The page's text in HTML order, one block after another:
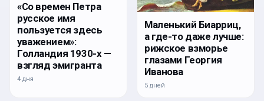
«Со времен Петра
русское имя
пользуется здесь
уважением»:
Голландия 1930-х —
взгляд эмигранта
4 дня
Маленький Биарриц,
а где-то даже лучше:
рижское взморье
глазами Георгия
Иванова
5 дней